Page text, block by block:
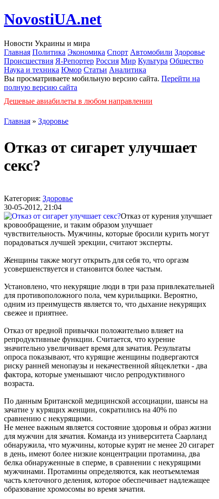
NovostiUA.net
Новости Украины и мира
Главная Политика Экономика Спорт Автомобили Здоровье
Происшествия Я-Репортер Россия Мир Культура Общество
Наука и техника Юмор Статьи Аналитика
Вы просматриваете мобильную версию сайта. Перейти на
полную версию сайта
Дешевые авиабилеты в любом направлении
Главная » Здоровье
Отказ от сигарет улучшает
секс?
Категория: Здоровье
30-05-2012, 21:04
Отказ от курения улучшает
кровообращение, и таким образом улучшает
чувствительность. Мужчины, которые бросили курить могут
порадоваться лучшей эрекции, считают эксперты.
Женщины также могут открыть для себя то, что оргазм
усовершенствуется и становится более частым.
Установлено, что некурящие люди в три раза привлекательней
для противоположного пола, чем курильщики. Вероятно,
одним из преимуществ является то, что дыхание некурящих
свежее и приятнее.
Отказ от вредной привычки положительно влияет на
репродуктивные функции. Считается, что курение
значительно увеличивает время для зачатия. Результаты
опроса показывают, что курящие женщины подвергаются
риску ранней менопаузы и некачественной яйцеклетки - два
фактора, которые уменьшают число репродуктивного
возраста.
По данным Британской медицинской ассоциации, шансы на
зачатие у курящих женщин, сократились на 40% по
сравнению с некурящими.
Не менее важным является состояние здоровья и образ жизни
для мужчин для зачатия. Команда из университета Саарланд
обнаружила, что мужчины, которые курят не менее 20 сигарет
в день, имеют более низкие концентрации протамина, два
белка обнаруженные в сперме, в сравнении с некурящими
мужчинами. Протамины определяются, как неотъемлемая
часть клеточного деления, которое обеспечивает надлежащее
образование хромосомы во время зачатия.